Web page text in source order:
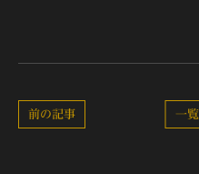
一
前の記事